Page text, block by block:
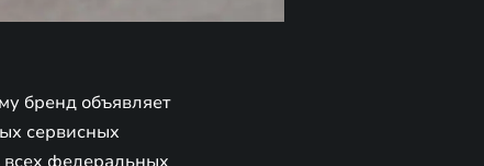
бренд объявляет
сервисных